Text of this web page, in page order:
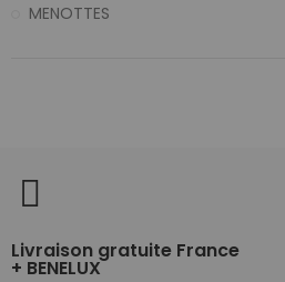
MENOTTES
Livraison gratuite France
+ BENELUX